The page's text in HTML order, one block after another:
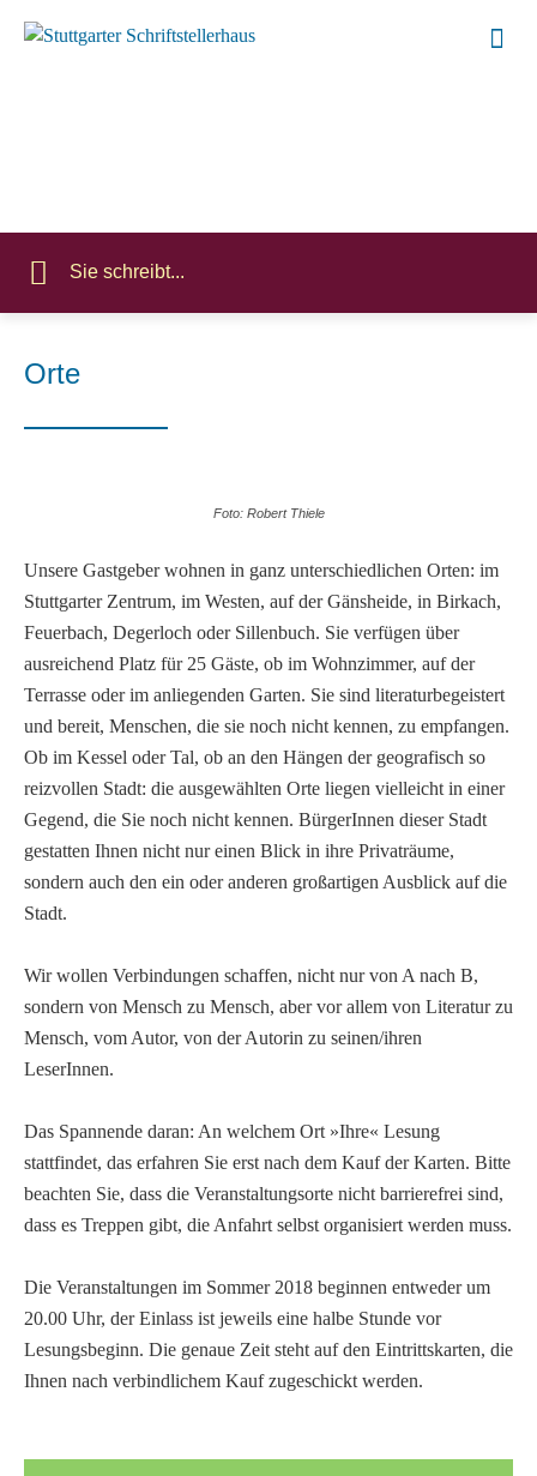
Sie schreibt...
Orte
Foto: Robert Thiele
Unsere Gastgeber wohnen in ganz unterschiedlichen Orten: im
Stuttgarter Zentrum, im Westen, auf der Gänsheide, in Birkach,
Feuerbach, Degerloch oder Sillenbuch. Sie verfügen über
ausreichend Platz für 25 Gäste, ob im Wohnzimmer, auf der
Terrasse oder im anliegenden Garten. Sie sind literaturbegeistert
und bereit, Menschen, die sie noch nicht kennen, zu empfangen.
Ob im Kessel oder Tal, ob an den Hängen der geografisch so
reizvollen Stadt: die ausgewählten Orte liegen vielleicht in einer
Gegend, die Sie noch nicht kennen. BürgerInnen dieser Stadt
gestatten Ihnen nicht nur einen Blick in ihre Privaträume,
sondern auch den ein oder anderen großartigen Ausblick auf die
Stadt.
Wir wollen Verbindungen schaffen, nicht nur von A nach B,
sondern von Mensch zu Mensch, aber vor allem von Literatur zu
Mensch, vom Autor, von der Autorin zu seinen/ihren
LeserInnen.
Das Spannende daran: An welchem Ort »Ihre« Lesung
stattfindet, das erfahren Sie erst nach dem Kauf der Karten. Bitte
beachten Sie, dass die Veranstaltungsorte nicht barrierefrei sind,
dass es Treppen gibt, die Anfahrt selbst organisiert werden muss.
Die Veranstaltungen im Sommer 2018 beginnen entweder um
20.00 Uhr, der Einlass ist jeweils eine halbe Stunde vor
Lesungsbeginn. Die genaue Zeit steht auf den Eintrittskarten, die
Ihnen nach verbindlichem Kauf zugeschickt werden.